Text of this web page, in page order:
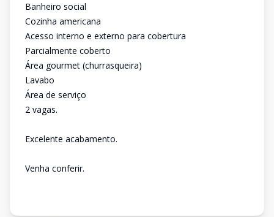
Banheiro social
Cozinha americana
Acesso interno e externo para cobertura
Parcialmente coberto
Área gourmet (churrasqueira)
Lavabo
Área de serviço
2 vagas.
Excelente acabamento.
Venha conferir.